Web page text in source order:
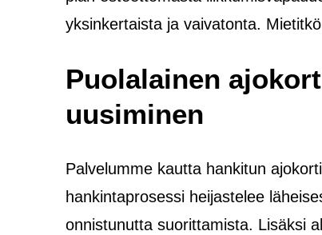
yksinkertaista ja vaivatonta.
Puolalainen
uusiminen
Palvelumme kautta hankitun
hankintaprosessi heijastelee
onnistunutta suorittamista. Lisäksi